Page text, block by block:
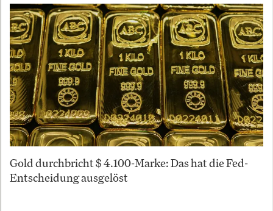
Gold durchbricht $ 4.100-Marke: Das hat die Fed-
Entscheidung ausgelöst